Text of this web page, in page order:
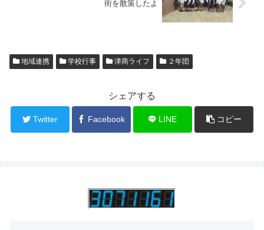
街を散策したよ
地域連携 学校行事 津商ライフ ２年団
シェアする
Twitter Facebook LINE コピー